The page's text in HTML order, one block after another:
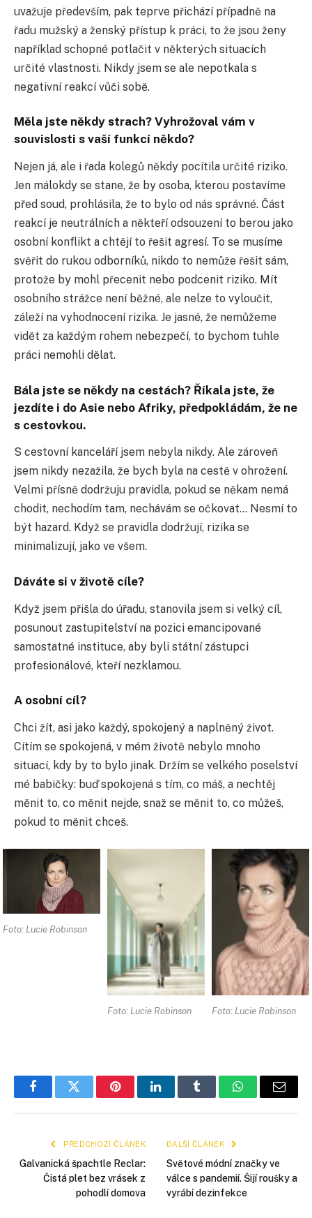
uvažuje především, pak teprve přichází případně na
řadu mužský a ženský přístup k práci, to že jsou ženy
například schopné potlačit v některých situacích
určité vlastnosti. Nikdy jsem se ale nepotkala s
negativní reakcí vůči sobě.
Měla jste někdy strach? Vyhrožoval vám v
souvislosti s vaší funkcí někdo?
Nejen já, ale i řada kolegů někdy pocítila určité riziko.
Jen málokdy se stane, že by osoba, kterou postavíme
před soud, prohlásila, že to bylo od nás správné. Část
reakcí je neutrálních a někteří odsouzení to berou jako
osobní konflikt a chtějí to řešit agresí. To se musíme
svěřit do rukou odborníků, nikdo to nemůže řešit sám,
protože by mohl přecenit nebo podcenit riziko. Mít
osobního strážce není běžné, ale nelze to vyloučit,
záleží na vyhodnocení rizika. Je jasné, že nemůžeme
vidět za každým rohem nebezpečí, to bychom tuhle
práci nemohli dělat.
Bála jste se někdy na cestách? Říkala jste, že
jezdíte i do Asie nebo Afriky, předpokládám, že ne
s cestovkou.
S cestovní kanceláří jsem nebyla nikdy. Ale zároveň
jsem nikdy nezažila, že bych byla na cestě v ohrožení.
Velmi přísně dodržuju pravidla, pokud se někam nemá
chodit, nechodím tam, nechávám se očkovat… Nesmí to
být hazard. Když se pravidla dodržují, rizika se
minimalizují, jako ve všem.
Dáváte si v životě cíle?
Když jsem přišla do úřadu, stanovila jsem si velký cíl,
posunout zastupitelství na pozici emancipované
samostatné instituce, aby byli státní zástupci
profesionálové, kteří nezklamou.
A osobní cíl?
Chci žít, asi jako každý, spokojený a naplněný život.
Cítím se spokojená, v mém životě nebylo mnoho
situací, kdy by to bylo jinak. Držím se velkého poselství
mé babičky: buď spokojená s tím, co máš, a nechtěj
měnit to, co měnit nejde, snaž se měnit to, co můžeš,
pokud to měnit chceš.
Foto: Lucie Robinson
Foto: Lucie Robinson Foto: Lucie Robinson
FacebookTwitter PinterestLinkedInTumblr WhatsApp
E-
PŘEDCHOZÍ ČLÁNEK
Galvanická špachtle Reclar:
Čistá plet bez vrásek z
pohodlí domova
DALŠÍ ČLÁNEK
Světové módní značky ve
válce s pandemií. Šijí roušky a
vyrábí dezinfekce